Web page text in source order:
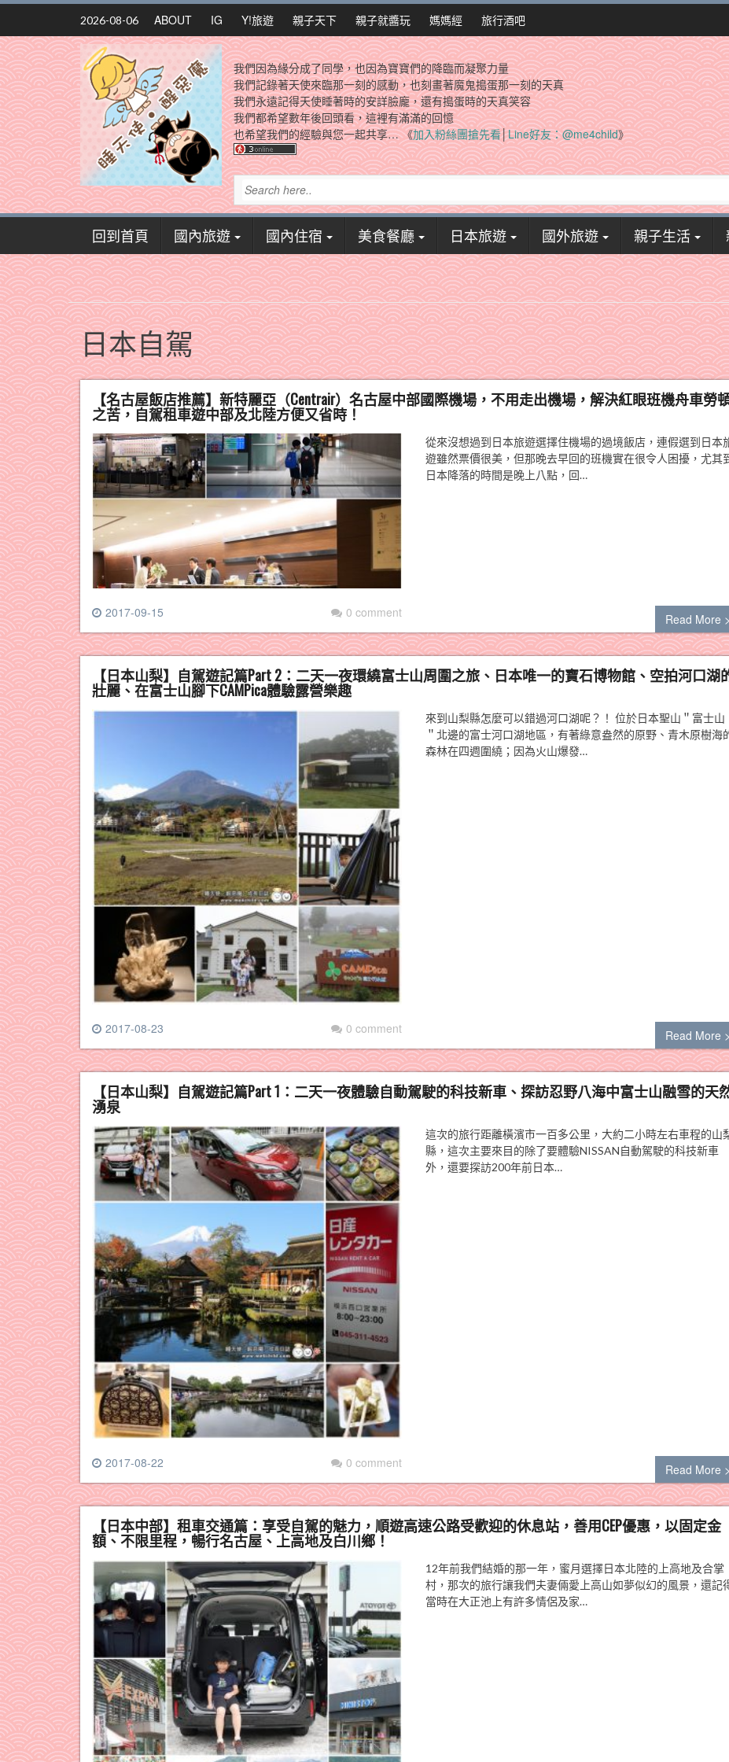
Skip
content
2026-08-06 ABOUT IG Y!旅遊 親子天下 親子就醬玩 媽媽經 旅行酒吧
我們因為緣分成了同學，也因為寶寶們的降臨而凝聚力量
我們記錄著天使來臨那一刻的感動，也刻畫著魔鬼搗蛋那一刻的天真
我們永遠記得天使睡著時的安詳臉龐，還有搗蛋時的天真笑容
我們都希望數年後回頭看，這裡有滿滿的回憶
也希望我們的經驗與您一起共享… 《加入粉絲團搶先看│Line好友：@me4child》
回到首頁 國內旅遊 國內住宿 美食餐廳 日本旅遊 國外旅遊 親子生活
日本自駕
【名古屋飯店推薦】新特麗亞（Centrair）名古屋中部國際機場，不用走出機場，解決紅眼班機舟車勞
之苦，自駕租車遊中部及北陸方便又省時！
2017-09-15 0 comment
從來沒想過到日本旅遊選擇住機場的過境飯店，連假選到日本
遊雖然票價很美，但那晚去早回的班機實在很令人困擾，尤其
日本降落的時間是晚上八點，回…
Read More
【日本山梨】自駕遊記篇Part 2：二天一夜環繞富士山周圍之旅、日本唯一的寶石博物館、空拍河口湖
壯麗、在富士山腳下CAMPica體驗露營樂趣
2017-08-23 0 comment
來到山梨縣怎麼可以錯過河口湖呢？！ 位於日本聖山＂富士山
＂北邊的富士河口湖地區，有著綠意盎然的原野、青木原樹海
森林在四週圍繞；因為火山爆發…
Read More
【日本山梨】自駕遊記篇Part 1：二天一夜體驗自動駕駛的科技新車、探訪忍野八海中富士山融雪的天
湧泉
2017-08-22 0 comment
這次的旅行距離橫濱市一百多公里，大約二小時左右車程的山
縣，這次主要來目的除了要體驗NISSAN自動駕駛的科技新車
外，還要探訪200年前日本…
Read More
【日本中部】租車交通篇：享受自駕的魅力，順遊高速公路受歡迎的休息站，善用CEP優惠，以固定金
額、不限里程，暢行名古屋、上高地及白川鄉！
12年前我們結婚的那一年，蜜月選擇日本北陸的上高地及合掌
村，那次的旅行讓我們夫妻倆愛上高山如夢似幻的風景，還記
當時在大正池上有許多情侶及家…